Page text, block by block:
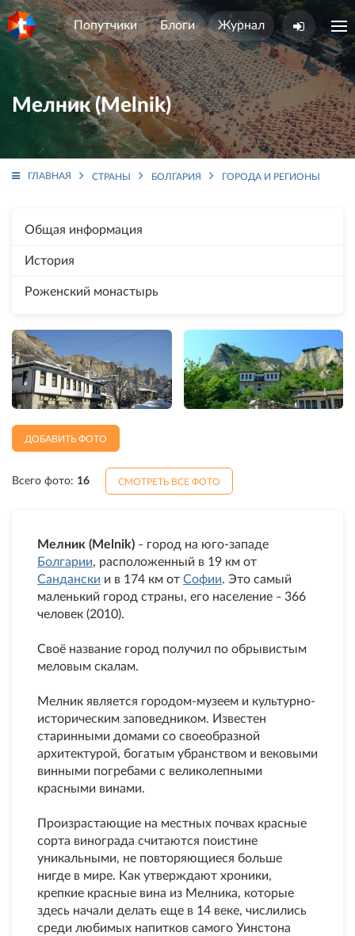
Попутчики Блоги Журнал
Мелник (Melnik)
ГЛАВНАЯ СТРАНЫ БОЛГАРИЯ ГОРОДА И РЕГИОНЫ
Общая информация
История
Роженский монастырь
ДОБАВИТЬ ФОТО
Всего фото: 16 СМОТРЕТЬ ВСЕ ФОТО
Мелник (Melnik) – город на юго-западе
Болгарии, расположенный в 19 км от
Сандански и в 174 км от Софии. Это самый
маленький город страны, его население – 366
человек (2010).
Своё название город получил по обрывистым
меловым скалам.
Мелник является городом-музеем и культурно-
историческим заповедником. Известен
старинными домами со своеобразной
архитектурой, богатым убранством и вековыми
винными погребами с великолепными
красными винами.
Произрастающие на местных почвах красные
сорта винограда считаются поистине
уникальными, не повторяющиеся больше
нигде в мире. Как утверждают хроники,
крепкие красные вина из Мелника, которые
здесь начали делать еще в 14 веке, числились
среди любимых напитков самого Уинстона